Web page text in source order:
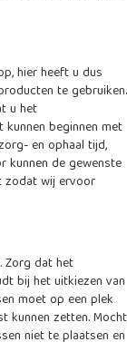
hier heeft u dus
te gebruiken.
u het
beginnen met
en ophaal tijd,
kunnen de gewenste
zodat wij ervoor
Zorg dat het
bij het uitkiezen van
moet op een plek
kunnen zetten. Mocht
niet te plaatsen en